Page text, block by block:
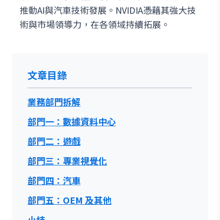
推動AI與汽車技術發展。NVIDIA憑藉其強大技
術與市場領導力，在各領域持續拓展。
文章目錄
業務部門拆解
部門一：數據資料中心
部門二：遊戲
部門三：專業視覺化
部門四：汽車
部門五：OEM 及其他